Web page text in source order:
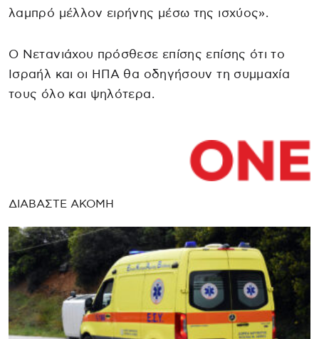
λαμπρό μέλλον ειρήνης μέσω της ισχύος».
Ο Νετανιάχου πρόσθεσε επίσης επίσης ότι το
Ισραήλ και οι ΗΠΑ θα οδηγήσουν τη συμμαχία
τους όλο και ψηλότερα.
ΔΙΑΒΑΣΤΕ ΑΚΟΜΗ